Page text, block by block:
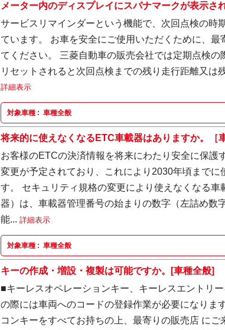
メーター内のディスプレイにスパナマークが表示さ
サービスリマインダーという機能で、次回点検の時
ています。 お車を安全にご使用いただくために、最
てください。 三菱自動車の販売会社では定期点検の
リセットされると次回点検までの残り走行距離又は
詳細表示
対象車種 : 車種全般
将来的に使えなくなるETC車載器はありますか。［
お客様のETCの決済情報を将来にわたり安全に保護
変更が予定されており、これにより2030年頃までに
す。 セキュリティ規格の変更により使えなくなる車
器）は、車載器管理番号の始まりの数字（左詰め数
能... 詳細表示
対象車種 : 車種全般
キーの作成・増設・複製は可能ですか。[車種全般]
■キーレスオペレーションキー、キーレスエントリ
の際には車両へのコードの登録作業が必要になりま
コンキーをすべてお持ちの上、最寄りの販売店 に